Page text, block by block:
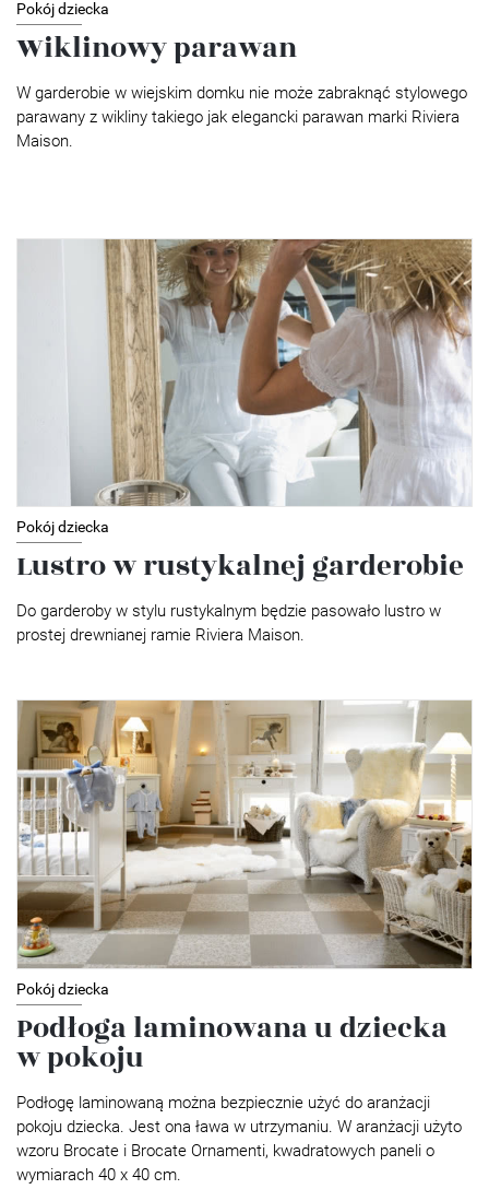
Pokój dziecka
Wiklinowy parawan
W garderobie w wiejskim domku nie może zabraknąć stylowego
parawany z wikliny takiego jak elegancki parawan marki Riviera
Maison.
Pokój dziecka
Lustro w rustykalnej garderobie
Do garderoby w stylu rustykalnym będzie pasowało lustro w
prostej drewnianej ramie Riviera Maison.
Pokój dziecka
Podłoga laminowana u dziecka
w pokoju
Podłogę laminowaną można bezpiecznie użyć do aranżacji
pokoju dziecka. Jest ona ława w utrzymaniu. W aranżacji użyto
wzoru Brocate i Brocate Ornamenti, kwadratowych paneli o
wymiarach 40 x 40 cm.